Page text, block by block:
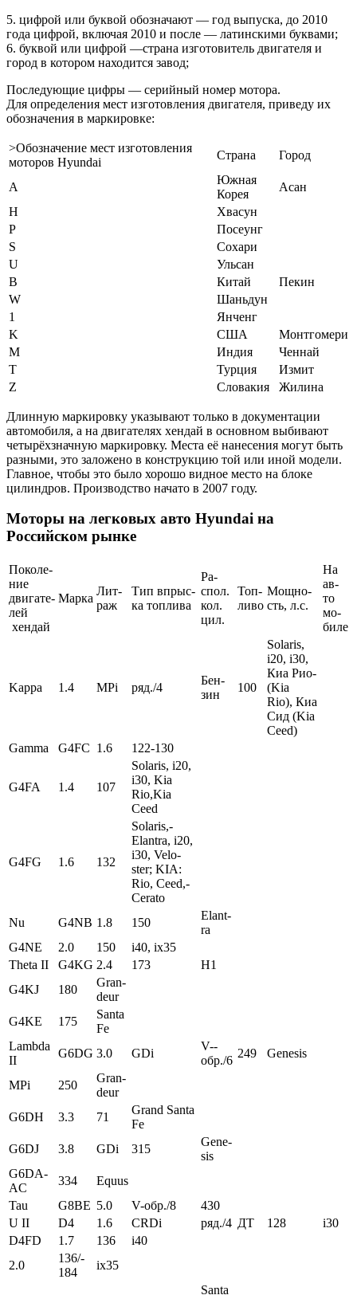
5. цифрой или буквой обозначают — год выпуска, до 2010
года цифрой, включая 2010 и после — латинскими буквами;
6. буквой или цифрой —страна изготовитель двигателя и
город в котором находится завод;
Последующие цифры — серийный номер мотора.
Для определения мест изготовления двигателя, приведу их
обозначения в маркировке:
>Обозначение мест изготовления
моторов Hyundai
Страна Город
A
Южная
Корея
Асан
H
Хвасун
P
Посеунг
S
Сохари
U
Ульсан
B
Китай
Пекин
W
Шаньдун
1
Янченг
K
США
Монтгомери
M
Индия
Ченнай
T
Турция
Измит
Z
Словакия Жилина
Длинную маркировку указывают только в документации
автомобиля, а на двигателях хендай в основном выбивают
четырёхзначную маркировку. Места её нанесения могут быть
разными, это заложено в конструкцию той или иной модели.
Главное, чтобы это было хорошо видное место на блоке
цилиндров. Производство начато в 2007 году.
Моторы на легковых авто Hyundai на
Российском рынке
Поко­­ле­
ние
дви­га­­те­
лей
хен­­дай
Мар­ка
Лит­
раж
Тип вп­рыс­
ка топ­­ли­ва
Ра­
спол.
кол.
цил.
Топ­­
ливо
Мо­щно­
сть, л.с.
На
ав­
то­­
мо­
биле
Kap­pa 1.4 MPi ряд.­/4
Бен­­
зин
100
Sola­ris,
i20, i30,
Киа Рио­
(Kia
Rio),­ Киа
Сид­ (Kia
Ceed)
Gam­ma
G4FC 1.6 122­­-­130
G4FA 1.4 107
Solar­is, i20,
i30, Kia
Rio,Kia
Ceed
G4FG 1.6 132
Sola­ris,­
Elant­ra,­ i20,
i30,­ Velo­
ster;­ KIA:
Rio,­ Ceed,­
Ce­rato
Nu
G4NB 1.8 150
Elant­
ra
G4NE
2.0 150
i40, ix35
The­ta II
G4KG 2.4 173
H1
G4KJ
180
Gran­
deur
G4KE
175
San­ta
Fe
Lamb­da
II
G6DG 3.0 GDi
V­­-­
обр.­­/­6
249 Gene­sis
MPi 250
Gran­
deur
G6DH
3.3 71
Grand­ San­ta
Fe
G6DJ
3.8 GDi 315
Gene­
sis
G6DA-
AC
334
Equus
Tau
G8BE 5.0 V­-обр.­­/­8
430
U II
D4 1.6 CRDi ряд.­­­/­4 ДТ 128
i30
D4FD
1.7 136
i40
2.0
136­­/­
184
ix35
Sant­a